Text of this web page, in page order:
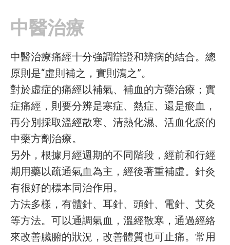
中醫治療
中醫治療痛經十分強調辯證和辨病的結合。總
原則是“虛則補之，實則瀉之”。
對於虛症的痛經以補氣、補血的方藥治療；實
症痛經，則要分辨是寒症、熱症、還是瘀血，
再分別採取溫經散寒、清熱化濕、活血化瘀的
中藥方劑治療。
另外，根據月經週期的不同階段，經前和行經
期用藥以疏通氣血為主，經後著重補虛。針灸
有很好的標本同治作用。
方法多樣，有體針、耳針、頭針、電針、艾灸
等方法。可以通調氣血，溫經散寒，通過經絡
來改善臟腑的狀況，改善體質也可止痛。常用